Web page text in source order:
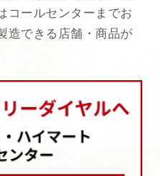
コールセンターまでお
造できる店舗・商品が